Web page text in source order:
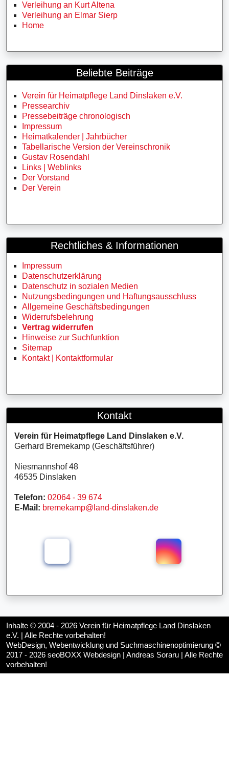
Verleihung an Kurt Altena
Verleihung an Elmar Sierp
Home
Beliebte Beiträge
Verein für Heimatpflege Land Dinslaken e.V.
Pressearchiv
Pressebeiträge chronologisch
Impressum
Heimatkalender | Jahrbücher
Tabellarische Version der Vereinschronik
Gustav Rosendahl
Links | Weblinks
Der Vorstand
Der Verein
Rechtliches & Informationen
Impressum
Datenschutzerklärung
Datenschutz in sozialen Medien
Nutzungsbedingungen und Haftungsausschluss
Allgemeine Geschäftsbedingungen
Widerrufsbelehrung
Vertrag widerrufen
Hinweise zur Suchfunktion
Sitemap
Kontakt | Kontaktformular
Kontakt
Verein für Heimatpflege Land Dinslaken e.V.
Gerhard Bremekamp (Geschäftsführer)
Niesmannshof 48
46535 Dinslaken
Telefon: 02064 - 39 674
E-Mail: bremekamp@land-dinslaken.de
Inhalte © 2004 - 2026 Verein für Heimatpflege Land Dinslaken
e.V. | Alle Rechte vorbehalten!
WebDesign, Webentwicklung und Suchmaschinenoptimierung ©
2017 - 2026 seoBOXX Webdesign | Andreas Soraru | Alle Rechte
vorbehalten!